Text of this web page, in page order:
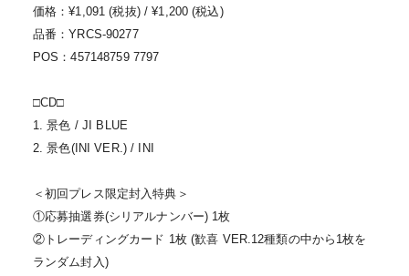
価格：¥1,091 (税抜) / ¥1,200 (税込)
品番：YRCS-90277
POS：457148759 7797
□CD□
1. 景色 / JI BLUE
2. 景色(INI VER.) / INI
＜初回プレス限定封入特典＞
①応募抽選券(シリアルナンバー) 1枚
②トレーディングカード 1枚 (歓喜 VER.12種類の中から1枚を
ランダム封入)